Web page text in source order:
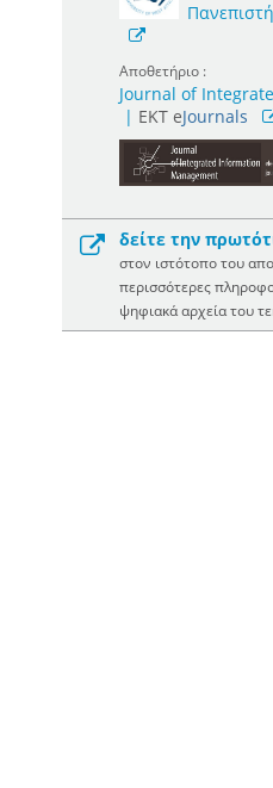
Αποθετήριο :
Journal of
| ΕΚΤ eJournals
δείτε την
στον ιστότοπο του
περισσότερες
ψηφιακά αρχεία του